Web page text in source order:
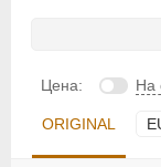
Цена: На
ORIGINAL